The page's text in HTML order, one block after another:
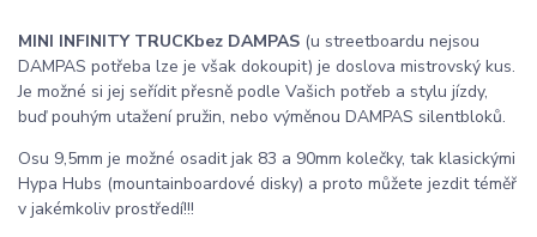
MINI INFINITY TRUCKbez DAMPAS (u streetboardu nejsou
DAMPAS potřeba lze je však dokoupit) je doslova mistrovský kus.
Je možné si jej seřídit přesně podle Vašich potřeb a stylu jízdy,
buď pouhým utažení pružin, nebo výměnou DAMPAS silentbloků.
Osu 9,5mm je možné osadit jak 83 a 90mm kolečky, tak klasickými
Hypa Hubs (mountainboardové disky) a proto můžete jezdit téměř
v jakémkoliv prostředí!!!